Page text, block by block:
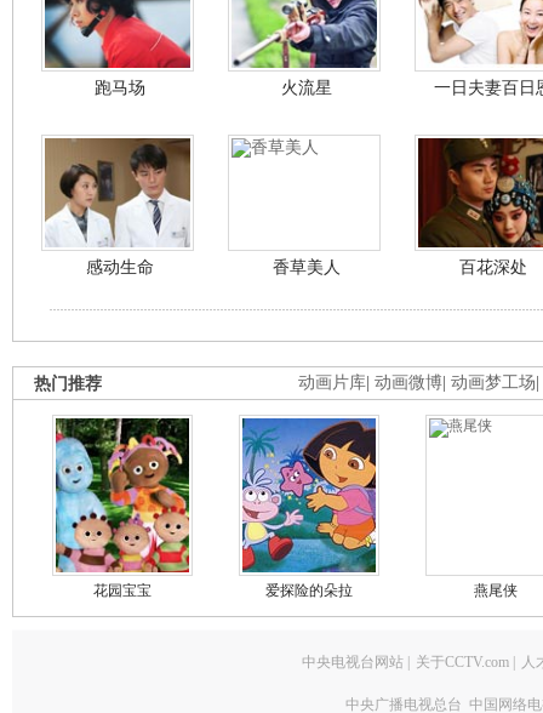
跑马场 火流星 一日夫妻百日
感动生命 香草美人 百花深处
动画片库 动画微博 动画梦工场
热门推荐
花园宝宝 爱探险的朵拉 燕尾侠
中央电视台网站 关于CCTV.com 人
中央广播电视总台 中国网络